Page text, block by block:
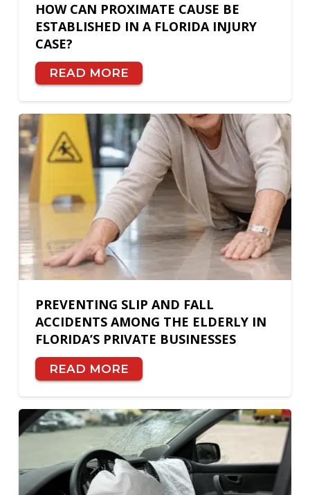
HOW CAN PROXIMATE CAUSE BE
ESTABLISHED IN A FLORIDA INJURY
CASE?
READ MORE
PREVENTING SLIP AND FALL
ACCIDENTS AMONG THE ELDERLY IN
FLORIDA’S PRIVATE BUSINESSES
READ MORE